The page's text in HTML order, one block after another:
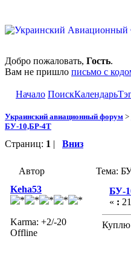
Добро пожаловать, Гость.
Вам не пришло письмо с
Начало ПоискКалендарь
Украинский авиационный форум >
БУ-10,БР-4Т
Страниц: 1 | Вниз
Автор
Тема:
Keha53
Karma: +2/-20
Offline
БУ-
« :
Куплю